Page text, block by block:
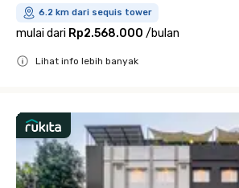
6.2 km dari sequis tower
mulai dari Rp2.568.000 /bulan
Lihat info lebih banyak